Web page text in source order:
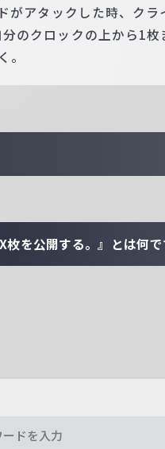
がアタックした時、ク
のクロックの上から1
枚を公開する。』とは何で